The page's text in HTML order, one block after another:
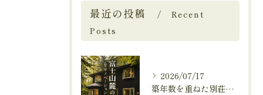
最近の投稿
Recent
Posts
2026/07/17
築年数を重ねた別荘を、これからも快適に暮らせる住まいへ。